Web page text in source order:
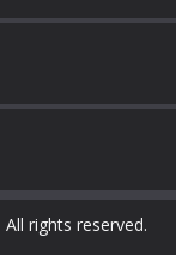
rights reserved.